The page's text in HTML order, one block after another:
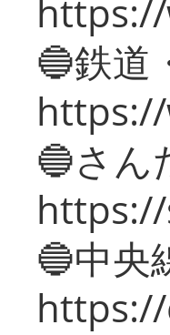
🔵鉄道
🔵さん
🔵中央